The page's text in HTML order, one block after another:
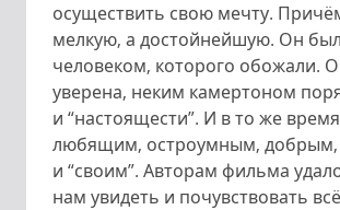
осуществить свою мечту.
мелкую, а достойнейшую. Он был
человеком, которого обожали.
уверена, неким камертоном
и “настоящести”. И в то же
любящим, остроумным,
и “своим”. Авторам фильма
нам увидеть и почувствовать